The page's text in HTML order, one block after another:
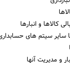
کالاها و انبارها
با سایر سیتم های
و مدیریت آنها